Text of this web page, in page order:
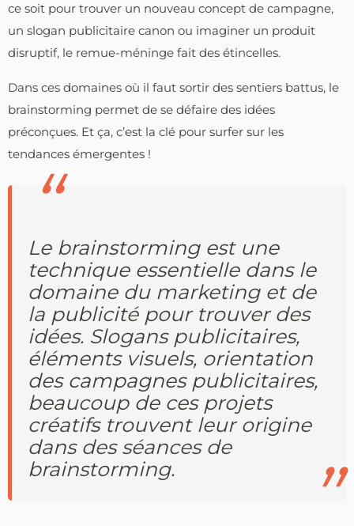
ce soit pour trouver un nouveau concept de campagne,
un slogan publicitaire canon ou imaginer un produit
disruptif, le remue-méninge fait des étincelles.
Dans ces domaines où il faut sortir des sentiers battus, le
brainstorming permet de se défaire des idées
préconçues. Et ça, c’est la clé pour surfer sur les
tendances émergentes !
Le brainstorming est une
technique essentielle dans le
domaine du marketing et de
la publicité pour trouver des
idées. Slogans publicitaires,
éléments visuels, orientation
des campagnes publicitaires,
beaucoup de ces projets
créatifs trouvent leur origine
dans des séances de
brainstorming.